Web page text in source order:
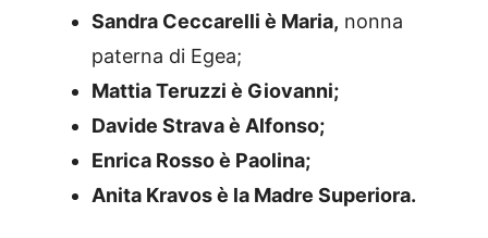
Sandra Ceccarelli è Maria, nonna
paterna di Egea;
Mattia Teruzzi è Giovanni;
Davide Strava è Alfonso;
Enrica Rosso è Paolina;
Anita Kravos è la Madre Superiora.